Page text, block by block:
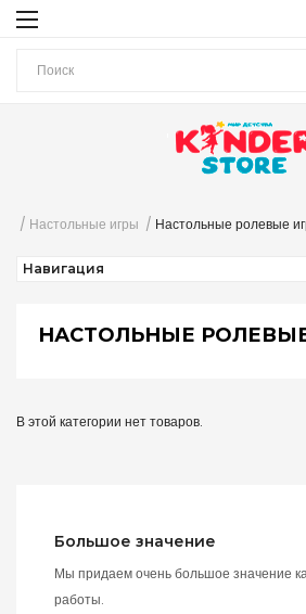
Настольные игры Настольные ролевые
Навигация
НАСТОЛЬНЫЕ
В этой категории нет товаров.
Большое значение
Мы придаем очень большое значение
работы.